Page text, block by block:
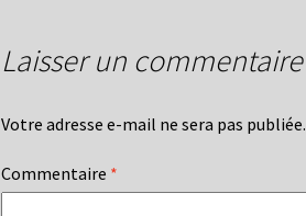
Laisser un commentaire
Votre adresse e-mail ne sera pas publiée.
Commentaire *